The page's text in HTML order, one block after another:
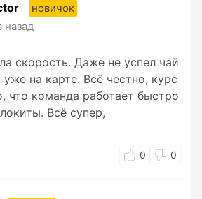
новичок
назад
скорость. Даже не успел чай
уже на карте. Всё честно, курс
что команда работает быстро
Всё супер,
0 0